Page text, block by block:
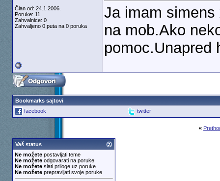
Član od: 24.1.2006.
Poruke: 11
Zahvalnice: 0
Zahvaljeno 0 puta na 0 poruka
Ja imam
na mob.Ako
pomoc.Unapred
Bookmarks sajtovi
facebook
twitter
«
Vaš status
Ne možetepostavljati teme
Ne možeteodgovarati na poruke
Ne možeteslati priloge uz poruke
Ne možeteprepravljati svoje poruke